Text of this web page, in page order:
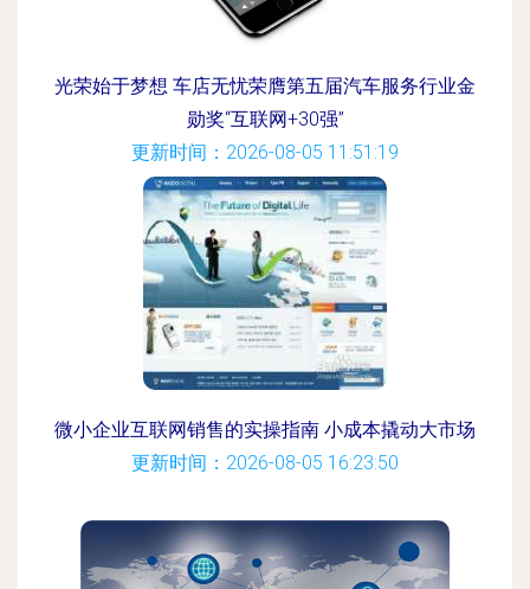
光荣始于梦想 车店无忧荣膺第五届汽车服务行业金
勋奖“互联网+30强”
更新时间：2026-08-05 11:51:19
微小企业互联网销售的实操指南 小成本撬动大市场
更新时间：2026-08-05 16:23:50